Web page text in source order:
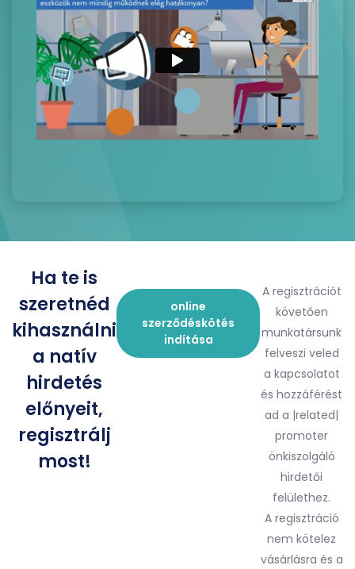
Ha te is
szeretnéd
kihasználni
a natív
hirdetés
előnyeit,
regisztrálj
most!
online
szerződéskötés
indítása
A regisztrációt
követően
munkatársunk
felveszi veled
a kapcsolatot
és hozzáférést
ad a |related|
promoter
önkiszolgáló
hirdetői
felülethez.
A regisztráció
nem kötelez
vásárlásra és a